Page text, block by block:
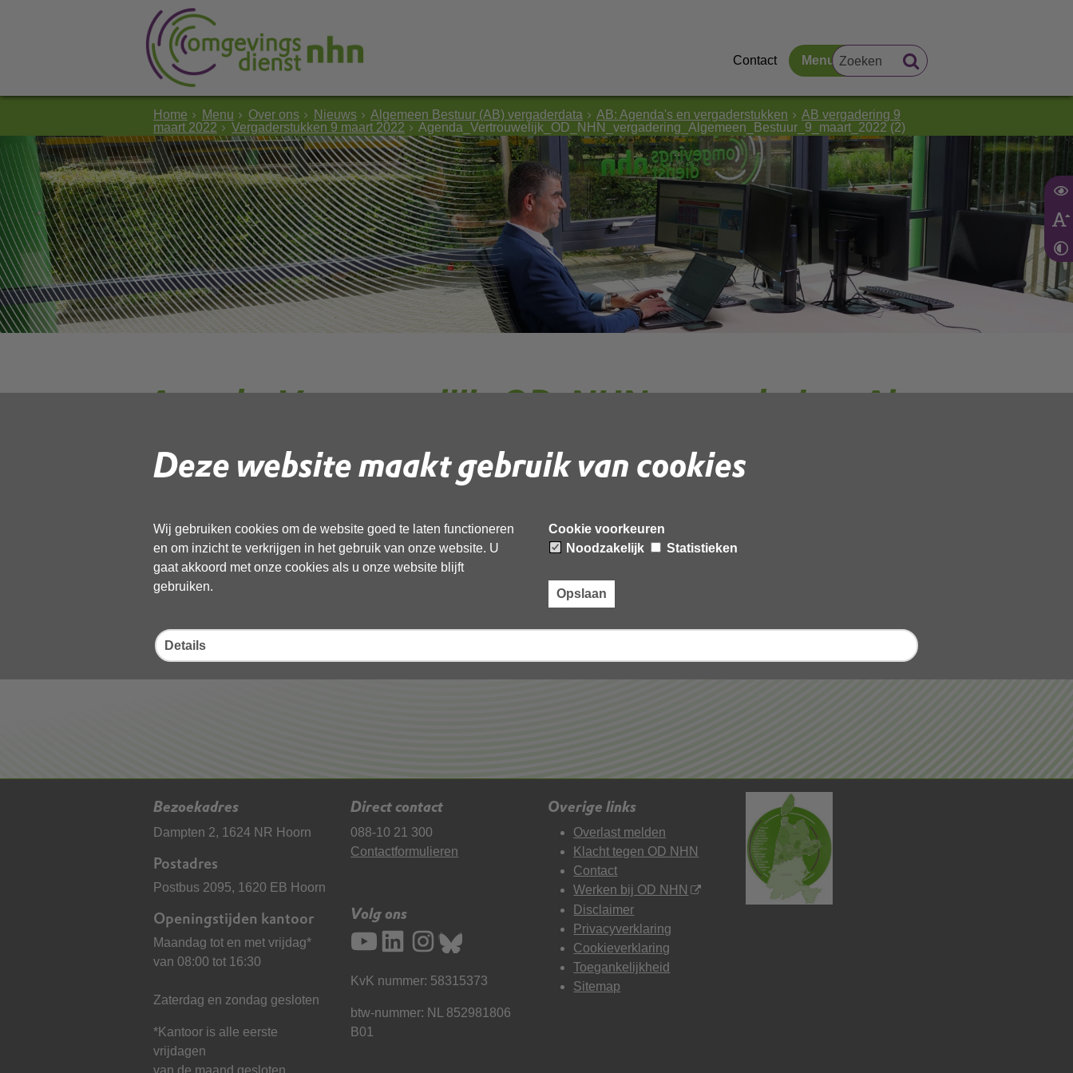
Deze website maakt gebruik van cookies
Wij gebruiken cookies om de website goed te laten functioneren
en om inzicht te verkrijgen in het gebruik van onze website. U
gaat akkoord met onze cookies als u onze website blijft
gebruiken.
Cookie voorkeuren
Noodzakelijk
Statistieken
Opslaan
Details
Contact Menu
Home Menu Over ons Nieuws Algemeen Bestuur (AB) vergaderdata AB: Agenda's en vergaderstukken
AB vergadering 9
maart 2022
Vergaderstukken 9 maart 2022 Agenda_Vertrouwelijk_OD_NHN_vergadering_Algemeen_Bestuur_9_maart_2022 (2)
(2)
Download ‘Agenda_Vertrouwelijk_OD_NHN_vergadering_Algemeen_Bestuur_9_maart_2022
(2)’,
01 december 2022,
Deel deze pagina
Bezoekadres
Dampten 2, 1624 NR Hoorn
Postadres
Postbus 2095, 1620 EB Hoorn
Openingstijden kantoor
Maandag tot en met vrijdag*
van 08:00 tot 16:30
Zaterdag en zondag gesloten
*Kantoor is alle eerste
vrijdagen
Direct contact
088-10 21 300
Contactformulieren
Volg ons
KvK nummer: 58315373
btw-nummer: NL 852981806
B01
Overige links
Overlast melden
Klacht tegen OD NHN
Contact
Werken bij OD NHN
Disclaimer
Privacyverklaring
Cookieverklaring
Toegankelijkheid
Sitemap